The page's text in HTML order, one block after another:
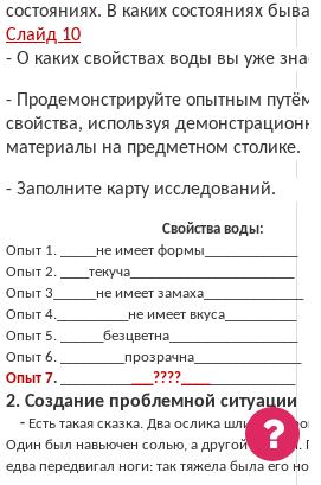
состояниях. В каких состояниях
Слайд 10
- О каких свойствах воды вы уже
- Продемонстрируйте опытным путём
свойства, используя
материалы на предметном столике.
- Заполните карту исследований.
Свойства воды:
Опыт 1. _____не имеет формы_____________
Опыт 2. ____текуча_______________________
Опыт 3______не имеет замаха______________
Опыт 4.__________не имеет вкуса__________
Опыт 5. ______безцветна__________________
Опыт 6. _________прозрачна_______________
Опыт 7. ___????____
2. Создание проблемной ситуации
- Есть такая сказка. Два ослика шли по
Один был навьючен солью, а другой – ватой.
едва передвигал ноги: так тяжела была его